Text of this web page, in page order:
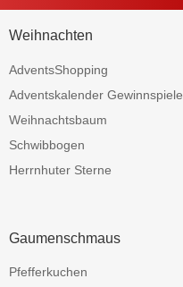
Weihnachten
AdventsShopping
Adventskalender Gewinnspiele
Weihnachtsbaum
Schwibbogen
Herrnhuter Sterne
Gaumenschmaus
Pfefferkuchen